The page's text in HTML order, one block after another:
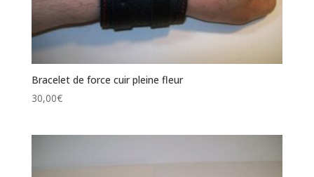
Bracelet de force cuir pleine fleur
30,00€